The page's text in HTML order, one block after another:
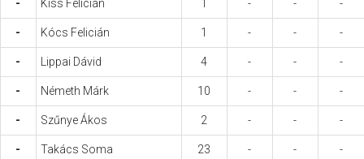
- Kiss Felicián 1 - - -
- Kócs Felicián 1 - - -
- Lippai Dávid 4 - - -
- Németh Márk 10 - - -
- Szűnye Ákos 2 - - -
- Takács Soma 23 - - -